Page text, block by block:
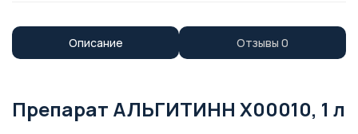
Описание Отзывы 0
Препарат АЛЬГИТИНН X00010, 1 л